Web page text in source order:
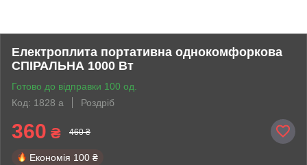
Електроплита портативна однокомфоркова
СПІРАЛЬНА 1000 Вт
Готово до відправки 100 од.
Код: 1828 a
Роздріб
360 ₴ 460 ₴
Економія 100 ₴